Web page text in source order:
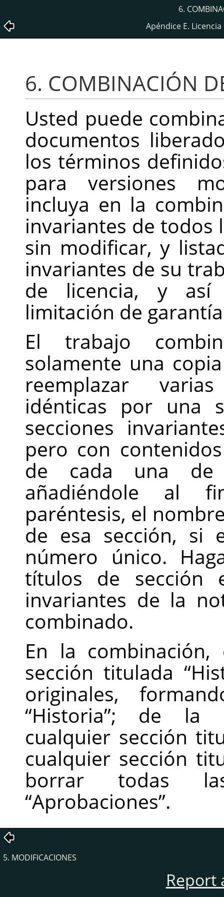
6.
Apéndice E.
6. COMBINACIÓN
Usted puede
documentos
los términos
para versiones
incluya en la
invariantes de todos
sin modificar, y
invariantes de su
de licencia, y
limitación de
El trabajo
solamente una
reemplazar
idénticas por una
secciones
pero con
de cada una de
añadiéndole al
paréntesis, el
de esa sección, si
número único.
títulos de sección
invariantes de la
combinado.
En la
sección titulada “
originales,
“Historia”; de la
cualquier sección
cualquier sección
borrar todas
“Aprobaciones”.
5. MODIFICACIONES
Report